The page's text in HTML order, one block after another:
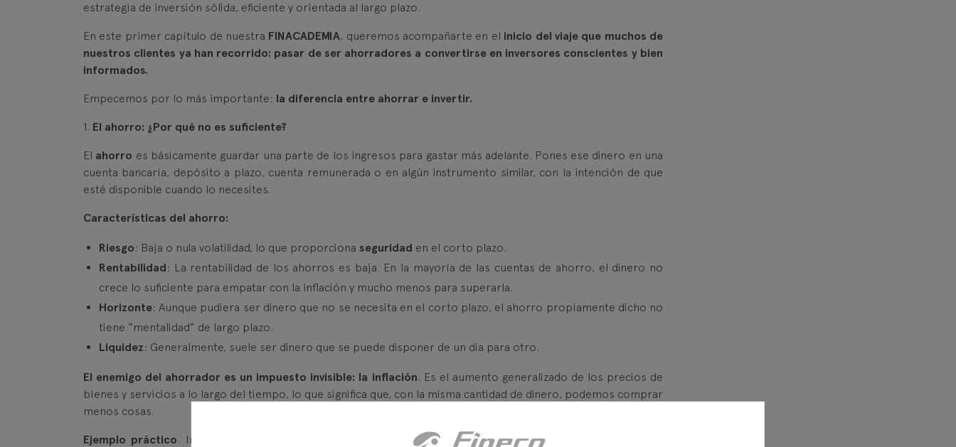
estrategia de inversión sólida, eficiente y orientada al largo plazo.
En este primer capítulo de nuestra FINACADEMIA, queremos acompañarte en el inicio del viaje que muchos de
nuestros clientes ya han recorrido: pasar de ser ahorradores a convertirse en inversores conscientes y bien
informados.
Empecemos por lo más importante: la diferencia entre ahorrar e invertir.
1. El ahorro: ¿Por qué no es suficiente?
El ahorro es básicamente guardar una parte de los ingresos para gastar más adelante. Pones ese dinero en una
cuenta bancaria, depósito a plazo, cuenta remunerada o en algún instrumento similar, con la intención de que
esté disponible cuando lo necesites.
Características del ahorro:
Riesgo: Baja o nula volatilidad, lo que proporciona seguridad en el corto plazo.
Rentabilidad: La rentabilidad de los ahorros es baja. En la mayoría de las cuentas de ahorro, el dinero no
crece lo suficiente para empatar con la inflación y mucho menos para superarla.
Horizonte: Aunque pudiera ser dinero que no se necesita en el corto plazo, el ahorro propiamente dicho no
tiene “mentalidad” de largo plazo.
Liquidez: Generalmente, suele ser dinero que se puede disponer de un día para otro.
El enemigo del ahorrador es un impuesto invisible: la inflación. Es el aumento generalizado de los precios de
bienes y servicios a lo largo del tiempo, lo que significa que, con la misma cantidad de dinero, podemos comprar
menos cosas.
Ejemplo práctico. Imagina que decides ahorrar 1.000 euros y los depositas durante un año en una cuenta